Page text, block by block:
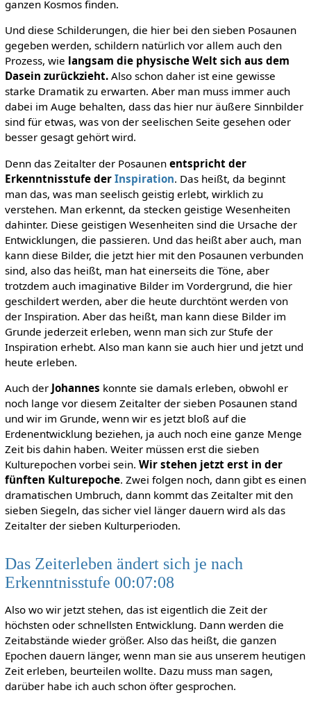
ganzen Kosmos finden.
Und diese Schilderungen, die hier bei den sieben Posaunen
gegeben werden, schildern natürlich vor allem auch den
Prozess, wie langsam die physische Welt sich aus dem
Dasein zurückzieht.Also schon daher ist eine gewisse
starke Dramatik zu erwarten. Aber man muss immer auch
dabei im Auge behalten, dass das hier nur äußere Sinnbilder
sind für etwas, was von der seelischen Seite gesehen oder
besser gesagt gehört wird.
Denn das Zeitalter der Posaunen entspricht der
Erkenntnisstufe der Inspiration. Das heißt, da beginnt
man das, was man seelisch geistig erlebt, wirklich zu
verstehen. Man erkennt, da stecken geistige Wesenheiten
dahinter. Diese geistigen Wesenheiten sind die Ursache der
Entwicklungen, die passieren. Und das heißt aber auch, man
kann diese Bilder, die jetzt hier mit den Posaunen verbunden
sind, also das heißt, man hat einerseits die Töne, aber
trotzdem auch imaginative Bilder im Vordergrund, die hier
geschildert werden, aber die heute durchtönt werden von
der Inspiration. Aber das heißt, man kann diese Bilder im
Grunde jederzeit erleben, wenn man sich zur Stufe der
Inspiration erhebt. Also man kann sie auch hier und jetzt und
heute erleben.
Auch der Johannes konnte sie damals erleben, obwohl er
noch lange vor diesem Zeitalter der sieben Posaunen stand
und wir im Grunde, wenn wir es jetzt bloß auf die
Erdenentwicklung beziehen, ja auch noch eine ganze Menge
Zeit bis dahin haben. Weiter müssen erst die sieben
Kulturepochen vorbei sein. Wir stehen jetzt erst in der
fünften Kulturepoche. Zwei folgen noch, dann gibt es einen
dramatischen Umbruch, dann kommt das Zeitalter mit den
sieben Siegeln, das sicher viel länger dauern wird als das
Zeitalter der sieben Kulturperioden.
Das Zeiterleben ändert sich je nach
Erkenntnisstufe 00:07:08
Also wo wir jetzt stehen, das ist eigentlich die Zeit der
höchsten oder schnellsten Entwicklung. Dann werden die
Zeitabstände wieder größer. Also das heißt, die ganzen
Epochen dauern länger, wenn man sie aus unserem heutigen
Zeit erleben, beurteilen wollte. Dazu muss man sagen,
darüber habe ich auch schon öfter gesprochen.